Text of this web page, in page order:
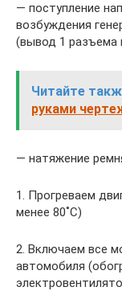
— поступление
возбуждения
(вывод 1 разъема
Читайте
руками
— натяжение
1. Прогреваем
менее 80˚С)
2. Включаем все
автомобиля